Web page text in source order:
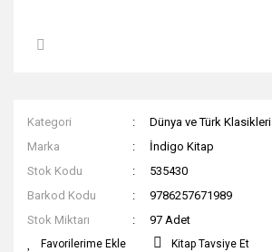
Kategori
Dünya ve Türk Klasikleri
Marka
İndigo Kitap
Stok Kodu
535430
Barkod Kodu
9786257671989
Stok Miktarı
97 Adet
Kitap Tavsiye Et